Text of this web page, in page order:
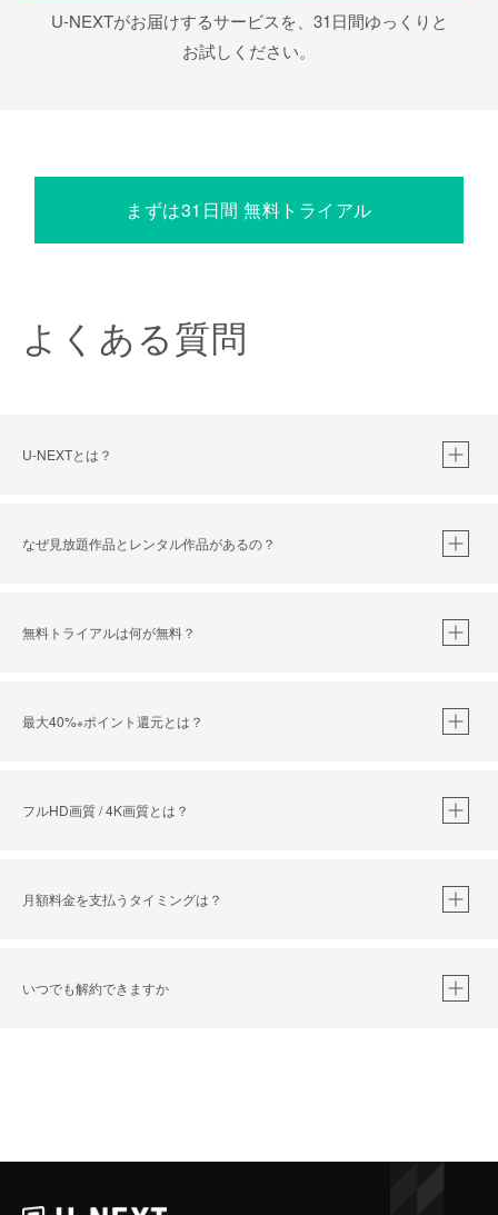
U-NEXTがお届けするサービスを、31日間ゆっくりと
お試しください。
まずは31日間 無料トライアル
よくある質問
U-NEXTとは？
なぜ見放題作品とレンタル作品があるの？
無料トライアルは何が無料？
最大40%※ポイント還元とは？
※40％ポイント還元の対象は、クレジットカード決済による作品の購入 / レンタルです。
iOSアプリのUコイン決済による作品の購入 / レンタルは、20％のポイント還元です。
フルHD画質 / 4K画質とは？
月額料金を支払うタイミングは？
いつでも解約できますか